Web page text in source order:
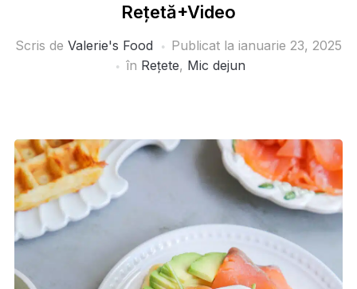
Rețetă+Video
Scris de Valerie's Food Publicat la ianuarie 23, 2025
în Rețete, Mic dejun